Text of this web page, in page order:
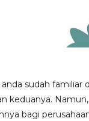
sudah familiar
keduanya.
bagi